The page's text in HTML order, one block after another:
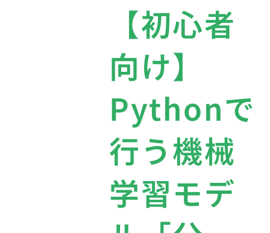
【初心者
向け】
Pythonで
行う機械
学習モデ